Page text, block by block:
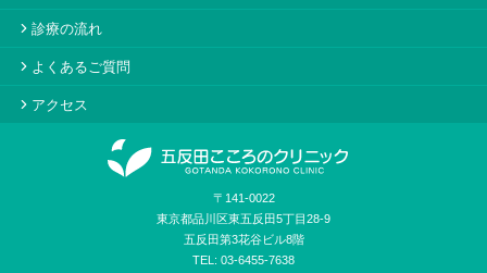
診療の流れ
よくあるご質問
アクセス
〒141-0022
東京都品川区東五反田5丁目28-9
五反田第3花谷ビル8階
TEL: 03-6455-7638